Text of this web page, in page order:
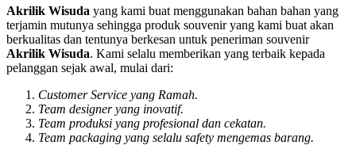
Akrilik Wisuda yang kami buat menggunakan bahan bahan yang
terjamin mutunya sehingga produk souvenir yang kami buat akan
berkualitas dan tentunya berkesan untuk peneriman souvenir
Akrilik Wisuda. Kami selalu memberikan yang terbaik kepada
pelanggan sejak awal, mulai dari:
Customer Service yang Ramah.
Team designer yang inovatif.
Team produksi yang profesional dan cekatan.
Team packaging yang selalu safety mengemas barang.